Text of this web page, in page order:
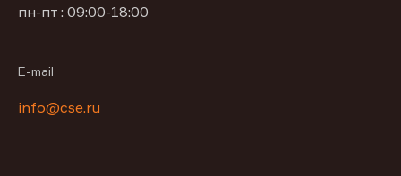
пн-пт : 09:00-18:00
E-mail
info@cse.ru